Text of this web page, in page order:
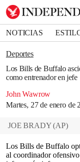
NOTICIAS
DEPORTES
Deportes
Los Bills de Buffalo
como entrenador en jefe
John Wawrow
Martes, 27 de enero de
Bookmark
Removed from
Close popover
JOE BRADY (AP)
Los Bills de Buffalo
al coordinador